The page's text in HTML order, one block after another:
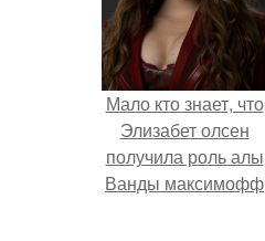
Мало кто знает, что
Элизабет олсен
получила роль алы
Ванды максимофф